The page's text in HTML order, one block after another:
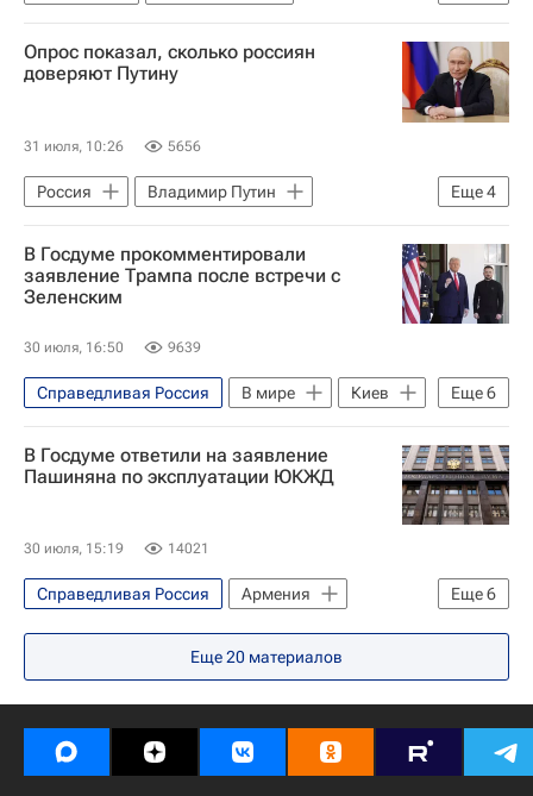
Алексей Чепа
Госдума РФ
Опрос показал, сколько россиян
доверяют Путину
31 июля, 10:26 5656
Еще4
Россия
Владимир Путин
Михаил Мишустин
ВЦИОМ
Госдума РФ
Единая Россия
В Госдуме прокомментировали
заявление Трампа после встречи с
Зеленским
30 июля, 16:50 9639
Еще6
Справедливая Россия В мире
Киев
Украина
США
Владимир Зеленский
Дональд Трамп
В Госдуме ответили на заявление
Пашиняна по эксплуатации ЮКЖД
30 июля, 15:19 14021
Еще6
Справедливая Россия
Армения
Россия
Москва
Никол Пашинян
Госдума РФ
Еще20 материалов